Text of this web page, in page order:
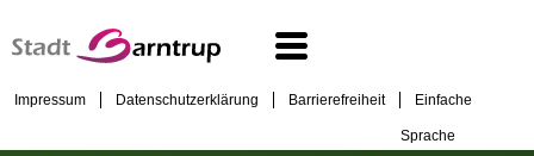
Impressum Datenschutzerklärung Barrierefreiheit Einfache
Sprache